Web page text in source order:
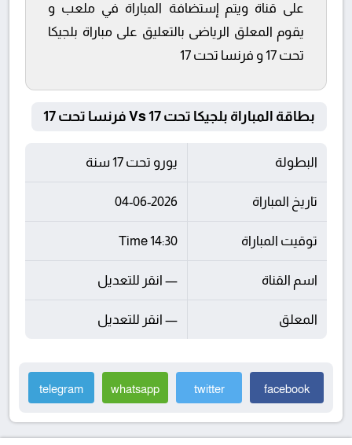
على قناة ويتم إستضافة المباراة في ملعب و
يقوم المعلق الرياضى بالتعليق على مباراة بلجيكا
تحت 17 و فرنسا تحت 17
بطاقة المباراة بلجيكا تحت 17 Vs فرنسا تحت 17
البطولة يورو تحت 17 سنة
تاريخ المباراة 04-06-2026
توقيت المباراة 14:30 Time
اسم القناة — انقر للتعديل
المعلق — انقر للتعديل
facebook
twitter
whatsapp
telegram